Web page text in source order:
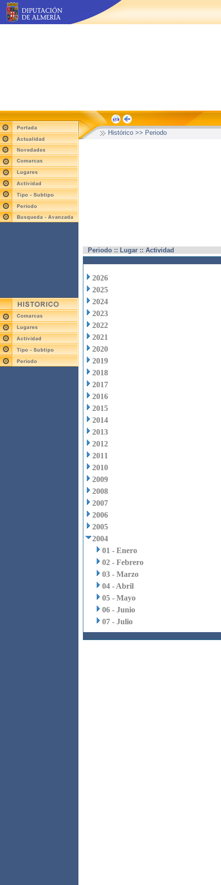
Histórico >> Periodo
Periodo :: Lugar :: Actividad
2026
2025
2024
2023
2022
2021
2020
2019
2018
2017
2016
2015
2014
2013
2012
2011
2010
2009
2008
2007
2006
2005
2004
01 - Enero
02 - Febrero
03 - Marzo
04 - Abril
05 - Mayo
06 - Junio
07 - Julio